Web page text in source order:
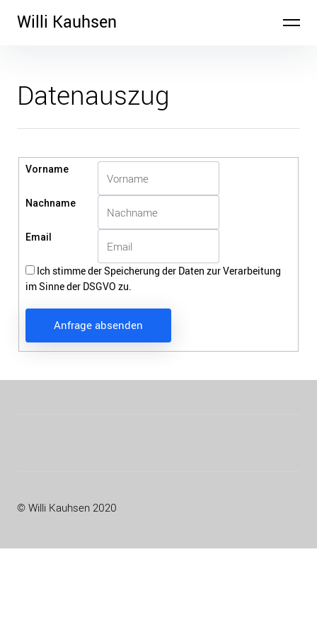
überspringen
Willi Kauhsen
Datenauszug
Vorname
Nachname
Email
Ich stimme der Speicherung der Daten zur Verarbeitung
im Sinne der DSGVO zu.
© Willi Kauhsen 2020